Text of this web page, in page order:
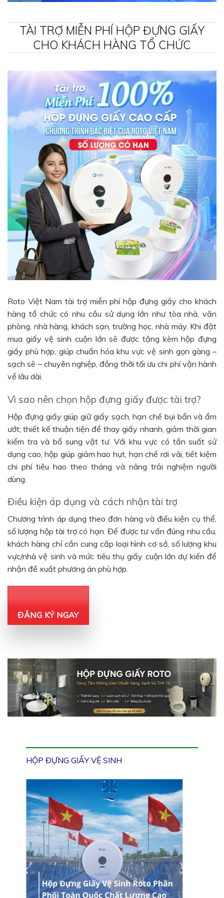
TÀI TRỢ MIỄN PHÍ HỘP ĐỰNG GIẤY
CHO KHÁCH HÀNG TỔ CHỨC
Roto Việt Nam tài trợ miễn phí hộp đựng giấy cho khách
hàng tổ chức có nhu cầu sử dụng lớn như tòa nhà, văn
phòng, nhà hàng, khách sạn, trường học, nhà máy. Khi đặt
mua giấy vệ sinh cuộn lớn sẽ được tặng kèm hộp đựng
giấy phù hợp, giúp chuẩn hóa khu vực vệ sinh gọn gàng –
sạch sẽ – chuyên nghiệp, đồng thời tối ưu chi phí vận hành
về lâu dài.
Vì sao nên chọn hộp đựng giấy được tài trợ?
Hộp đựng giấy giúp giữ giấy sạch, hạn chế bụi bẩn và ẩm
ướt; thiết kế thuận tiện để thay giấy nhanh, giảm thời gian
kiểm tra và bổ sung vật tư. Với khu vực có tần suất sử
dụng cao, hộp giúp giảm hao hụt, hạn chế rơi vãi, tiết kiệm
chi phí tiêu hao theo tháng và nâng trải nghiệm người
dùng.
Điều kiện áp dụng và cách nhận tài trợ
Chương trình áp dụng theo đơn hàng và điều kiện cụ thể,
số lượng hộp tài trợ có hạn. Để được tư vấn đúng nhu cầu,
khách hàng chỉ cần cung cấp loại hình cơ sở, số lượng khu
vực/nhà vệ sinh và mức tiêu thụ giấy cuộn lớn dự kiến để
nhận đề xuất phương án phù hợp.
ĐĂNG KÝ NGAY
HỘP ĐỰNG GIẤY VỆ SINH